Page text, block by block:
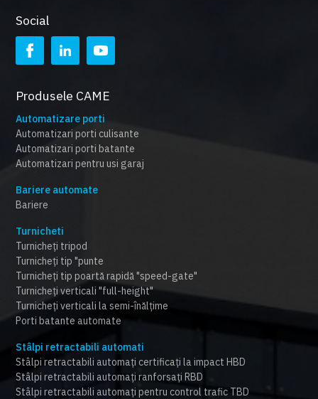
Social
Produsele CAME
Automatizare porti
Automatizari porti culisante
Automatizari porti batante
Automatizari pentru usi garaj
Bariere automate
Bariere
Turnicheti
Turnicheți tripod
Turnicheți tip "punte
Turnicheți tip poartă rapidă "speed-gate"
Turnicheți verticali "full-height"
Turnicheți verticali la semi-înălțime
Porti batante automate
Stâlpi retractabili automati
Stâlpi retractabili automați certificați la impact HBD
Stâlpi retractabili automați ranforsați RBD
Stâlpi retractabili automați pentru control trafic TBD